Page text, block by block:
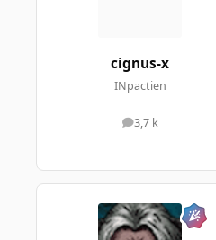
cignus-x
INpactien
3,7 k
messages